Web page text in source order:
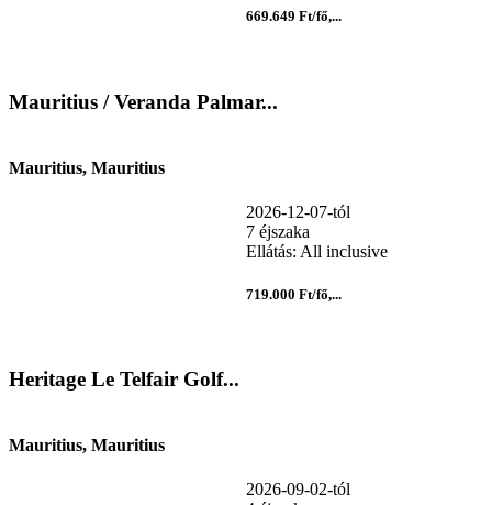
669.649 Ft/fő,...
Mauritius / Veranda Palmar...
Mauritius, Mauritius
2026-12-07-tól
7 éjszaka
Ellátás: All inclusive
719.000 Ft/fő,...
Heritage Le Telfair Golf...
Mauritius, Mauritius
2026-09-02-tól